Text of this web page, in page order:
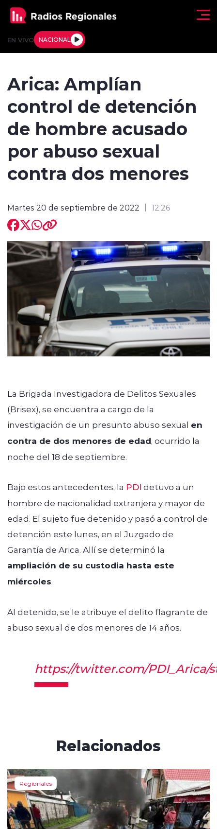
EN VIVO NACIONAL
Deportes
Internacional
Entrevistas
modo claro
Arica: Amplían
control de detención
de hombre acusado
por abuso sexual
contra dos menores
Martes 20 de septiembre de 2022 12:26
La Brigada Investigadora de Delitos Sexuales
(Brisex), se encuentra a cargo de la
investigación de un presunto abuso sexual en
contra de dos menores de edad, ocurrido la
noche del 18 de septiembre.
Bajo estos antecedentes, la PDI detuvo a un
hombre de nacionalidad extranjera y mayor de
edad. El sujeto fue detenido y pasó a control de
detención este lunes, en el Juzgado de
Garantía de Arica. Allí se determinó la
ampliación de su custodia hasta este
miércoles.
Al detenido, se le atribuye el delito flagrante de
abuso sexual de dos menores de 14 años.
https://twitter.com/PDI_Arica/
Relacionados
Regionales